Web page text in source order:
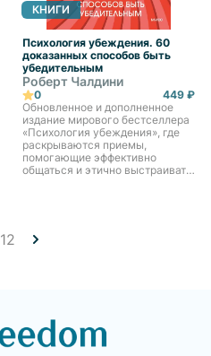
КНИГИ
Психология убеждения. 60
доказанных способов быть
убедительным
Роберт Чалдини
0
449 ₽
Обновленное и дополненное
издание мирового бестселлера
«Психология убеждения», где
раскрываются приемы,
помогающие эффективно
общаться и этично выстраивать
12